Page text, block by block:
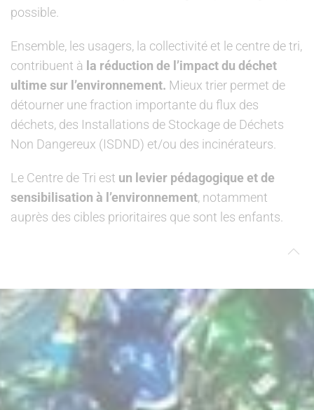
possible.
Ensemble, les usagers, la collectivité et le centre de tri,
contribuent à la réduction de l’impact du déchet
ultime sur l’environnement. Mieux trier permet de
détourner une fraction importante du flux des
déchets, des Installations de Stockage de Déchets
Non Dangereux (ISDND) et/ou des incinérateurs.
Le Centre de Tri est un levier pédagogique et de
sensibilisation à l’environnement, notamment
auprès des cibles prioritaires que sont les enfants.